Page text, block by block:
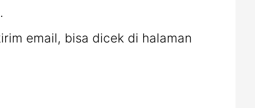
email, bisa dicek di halaman